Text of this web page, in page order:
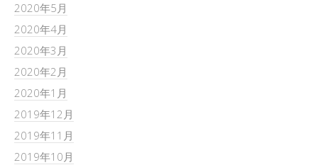
2020年5月
2020年4月
2020年3月
2020年2月
2020年1月
2019年12月
2019年11月
2019年10月